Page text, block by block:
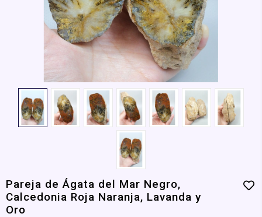
Pareja de Ágata del Mar Negro,
Calcedonia Roja Naranja, Lavanda y
Oro